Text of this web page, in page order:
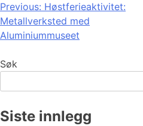
Innleggsnavigasjon
Previous: Høstferieaktivitet:
Metallverksted med
Aluminiummuseet
Søk
Siste innlegg